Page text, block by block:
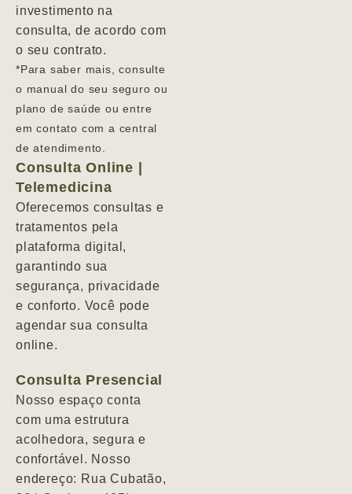
investimento na
consulta, de acordo com
o seu contrato.
*Para saber mais, consulte
o manual do seu seguro ou
plano de saúde ou entre
em contato com a central
de atendimento.
Consulta Online |
Telemedicina
Oferecemos consultas e
tratamentos pela
plataforma digital,
garantindo sua
segurança, privacidade
e conforto. Você pode
agendar sua consulta
online.
Consulta Presencial
Nosso espaço conta
com uma estrutura
acolhedora, segura e
confortável. Nosso
endereço: Rua Cubatão,